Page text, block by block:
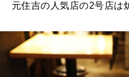
元住吉の人気店の2号店は